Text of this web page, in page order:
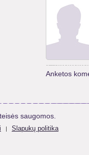
Anketos
saugomos.
| Slapukų politika